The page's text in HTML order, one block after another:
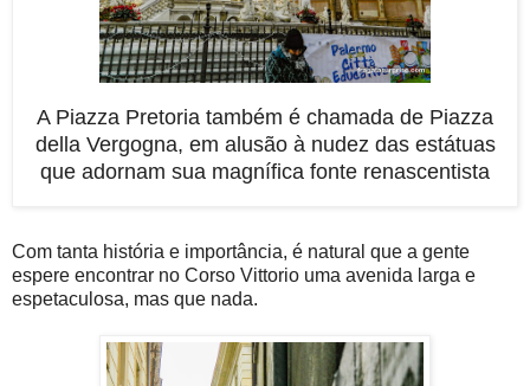
A Piazza Pretoria também é chamada de Piazza
della Vergogna, em alusão à nudez das estátuas
que adornam sua magnífica fonte renascentista
Com tanta história e importância, é natural que a gente
espere encontrar no Corso Vittorio uma avenida larga e
espetaculosa, mas que nada.